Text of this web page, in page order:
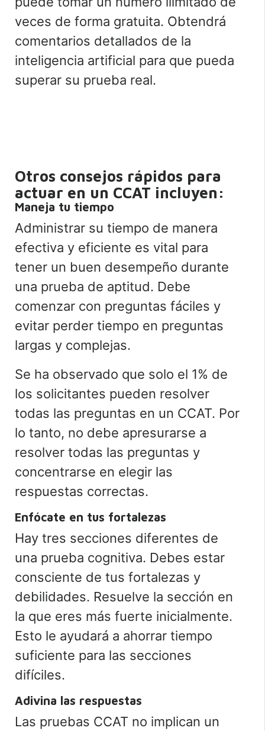
veces de forma gratuita. Obtendrá
comentarios detallados de la
inteligencia artificial para que pueda
superar su prueba real.
Otros consejos rápidos para
actuar en un CCAT incluyen:
Maneja tu tiempo
Administrar su tiempo de manera
efectiva y eficiente es vital para
tener un buen desempeño durante
una prueba de aptitud. Debe
comenzar con preguntas fáciles y
evitar perder tiempo en preguntas
largas y complejas.
Se ha observado que solo el 1% de
los solicitantes pueden resolver
todas las preguntas en un CCAT. Por
lo tanto, no debe apresurarse a
resolver todas las preguntas y
concentrarse en elegir las
respuestas correctas.
Enfócate en tus fortalezas
Hay tres secciones diferentes de
una prueba cognitiva. Debes estar
consciente de tus fortalezas y
debilidades. Resuelve la sección en
la que eres más fuerte inicialmente.
Esto le ayudará a ahorrar tiempo
suficiente para las secciones
difíciles.
Adivina las respuestas
Las pruebas CCAT no implican un